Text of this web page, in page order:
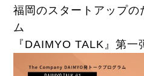
福岡のスタートアップの
ム
『DAIMYO TALK』第一